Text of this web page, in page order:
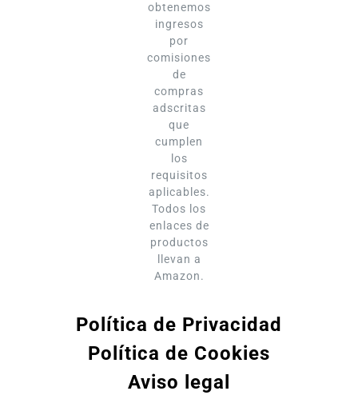
obtenemos
ingresos
por
comisiones
de
compras
adscritas
que
cumplen
los
requisitos
aplicables.
Todos los
enlaces de
productos
llevan a
Amazon.
Política de Privacidad
Política de Cookies
Aviso legal